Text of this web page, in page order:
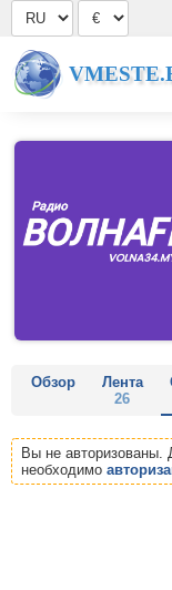
Обзор
Лента
26
Вы не авторизованы.
необходимо